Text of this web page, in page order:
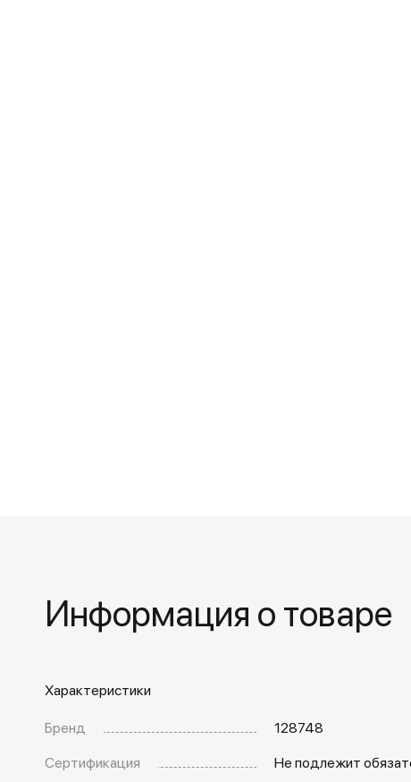
Информация о товаре
Характеристики
Бренд
128748
Сертификация
Не подлежит